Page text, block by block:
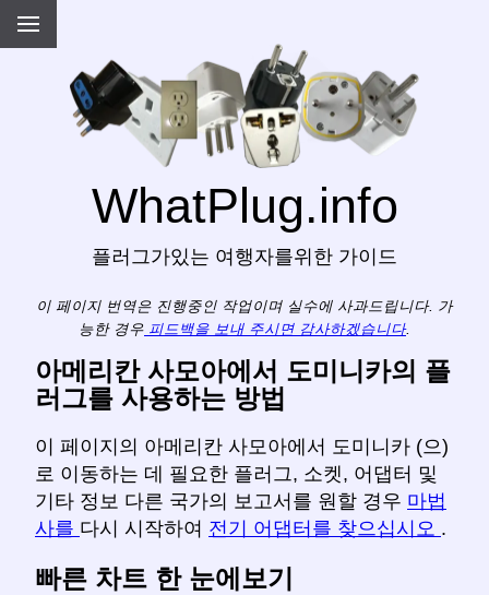
WhatPlug.info
플러그가있는 여행자를위한 가이드
이 페이지 번역은 진행중인 작업이며 실수에 사과드립니다. 가
능한 경우 피드백을 보내 주시면 감사하겠습니다.
아메리칸 사모아에서 도미니카의 플
러그를 사용하는 방법
이 페이지의 아메리칸 사모아에서 도미니카 (으)
로 이동하는 데 필요한 플러그, 소켓, 어댑터 및
기타 정보 다른 국가의 보고서를 원할 경우 마법
사를 다시 시작하여 전기 어댑터를 찾으십시오 .
빠른 차트 한 눈에보기